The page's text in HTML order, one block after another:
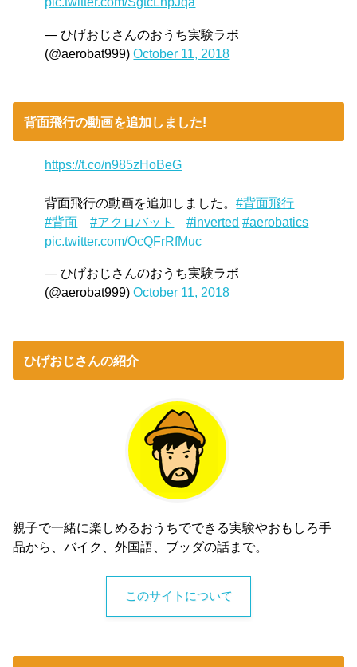
— ひげおじさんのおうち実験ラボ
(@aerobat999)October 11, 2018
背面飛行の動画を追加しました!
https://t.co/n985zHoBeG
背面飛行の動画を追加しました。#背面飛行
#背面
#アクロバット #inverted #aerobatics
pic.twitter.com/OcQFrRfMuc
— ひげおじさんのおうち実験ラボ
(@aerobat999)October 11, 2018
ひげおじさんの紹介
親子で一緒に楽しめるおうちでできる実験やおもしろ手
品から、バイク、外国語、ブッダの話まで。
このサイトについて